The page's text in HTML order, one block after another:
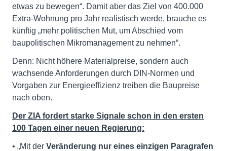
etwas zu bewegen“. Damit aber das Ziel von 400.000
Extra-Wohnung pro Jahr realistisch werde, brauche es
künftig „mehr politischen Mut, um Abschied vom
baupolitischen Mikromanagement zu nehmen“.
Denn: Nicht höhere Materialpreise, sondern auch
wachsende Anforderungen durch DIN-Normen und
Vorgaben zur Energieeffizienz treiben die Baupreise
nach oben.
Der ZIA fordert starke Signale schon in den ersten
100 Tagen einer neuen Regierung:
• „Mit der Veränderung nur eines einzigen Paragrafen